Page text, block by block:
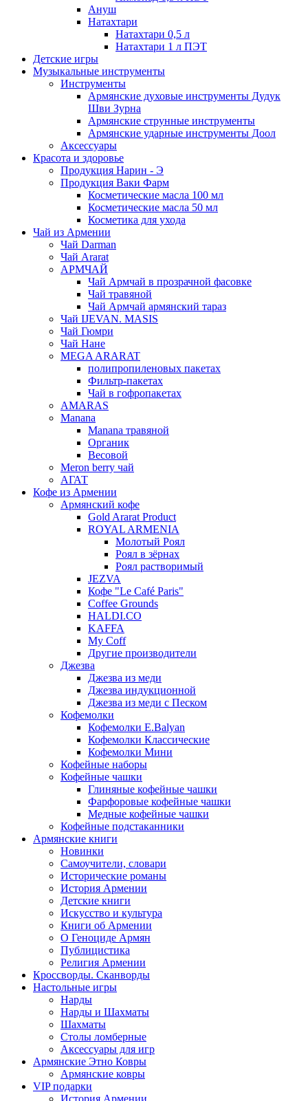
Ануш
Натахтари
Натахтари 0,5 л
Натахтари 1 л ПЭТ
Детские игры
Музыкальные инструменты
Инструменты
Армянские духовые инструменты Дудук
Шви Зурна
Армянские струнные инструменты
Армянские ударные инструменты Доол
Аксессуары
Красота и здоровье
Продукция Нарин - Э
Продукция Ваки Фарм
Косметические масла 100 мл
Косметические масла 50 мл
Косметика для ухода
Чай из Армении
Чай Darman
Чай Ararat
АРМЧАЙ
Чай Армчай в прозрачной фасовке
Чай травяной
Чай Армчай армянский тараз
Чай IJEVAN. MASIS
Чай Гюмри
Чай Нане
MEGA ARARAT
полипропиленовых пакетах
Фильтр-пакетах
Чай в гофропакетах
AMARAS
Manana
Manana травяной
Органик
Весовой
Meron berry чай
АГАТ
Кофе из Армении
Армянский кофе
Gold Ararat Product
ROYAL ARMENIA
Молотый Роял
Роял в зёрнах
Роял растворимый
JEZVA
Кофе "Le Café Paris"
Coffee Grounds
HALDI.CO
KAFFA
My Coff
Другие производители
Джезва
Джезва из меди
Джезва индукционной
Джезва из меди с Песком
Кофемолки
Кофемолки E.Balyan
Кофемолки Классические
Кофемолки Мини
Кофейные наборы
Кофейные чашки
Глиняные кофейные чашки
Фарфоровые кофейные чашки
Медные кофейные чашки
Кофейные подстаканники
Армянские книги
Новинки
Самоучители, словари
Исторические романы
История Армении
Детские книги
Иcкусство и культура
Книги об Армении
О Геноциде Армян
Публицистика
Религия Армении
Кроссворды. Сканворды
Настольные игры
Нарды
Нарды и Шахматы
Шахматы
Столы ломберные
Аксессуары для игр
Армянские Этно Ковры
Армянские ковры
VIP подарки
История Армении